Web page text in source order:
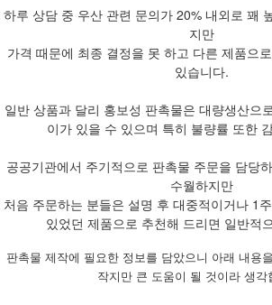
하루 상담 중 우산 관련 문의가 20% 내외로 꽤
지만
가격 때문에 최종 결정을 못 하고 다른 제품으
있습니다.
일반 상품과 달리 홍보성 판촉물은 대량생산으
이가 있을 수 있으며 특히 불량률 또한
공공기관에서 주기적으로 판촉물 주문을 담당
수월하지만
처음 주문하는 분들은 설명 후 대중적이거나 1
있었던 제품으로 추천해 드리면 일반적
판촉물 제작에 필요한 정보를 담았으니 아래 내용
작지만 큰 도움이 될 것이라 생각